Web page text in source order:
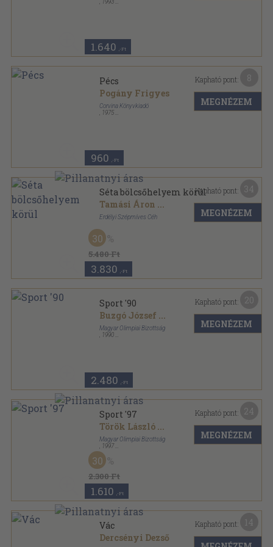
1993
1.640 ,-Ft
Pécs
Pogány Frigyes
Corvina Könyvkiadó
1975
960 ,-Ft
Kapható pont:
MEGNÉZEM
Séta bölcsőhelyem körül
Tamási Áron ...
Erdélyi Szépmíves Céh
Vászon
Az Erdélyi Szépmíves Céh Jubileumi Díszkiadása
sorozat
5.480 Ft
30
3.830 ,-Ft
Kapható pont:
MEGNÉZEM
Sport '90
Buzgó József ...
Magyar Olimpiai Bizottság
1990
2.480 ,-Ft
Kapható pont:
MEGNÉZEM
Sport '97
Török László ...
Magyar Olimpiai Bizottság
1997
Fűzött kemény papírkötés
Sport sorozat
2.300 Ft
30
1.610 ,-Ft
Kapható pont:
MEGNÉZEM
Vác
Dercsényi Dezső
Kapható pont: